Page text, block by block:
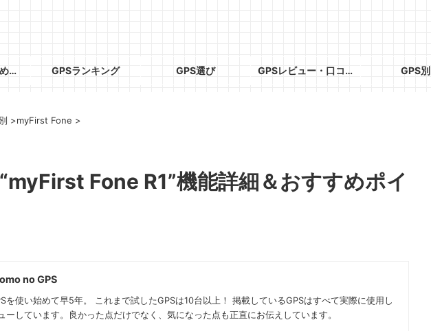
人気記事(おすすめGPS) GPSランキング GPS選び GPSレビュー・口コミ GPS別
>myFirst Fone >
Fone R1”機能詳細＆おすすめポイ
no GPS
を使い始めて早5年。 これまで試したGPSは10台以上！ 掲載しているGPSはすべて実際に使用し
ーしています。良かった点だけでなく、気になった点も正直にお伝えしています。